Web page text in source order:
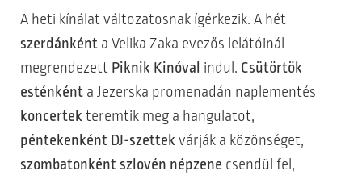
A heti kínálat változatosnak ígérkezik. A hét
szerdánként a Velika Zaka evezős lelátóinál
megrendezett Piknik Kinóval indul. Csütörtök
esténként a Jezerska promenadán naplementés
koncertek teremtik meg a hangulatot,
péntekenként DJ-szettek várják a közönséget,
szombatonként szlovén népzene csendül fel,